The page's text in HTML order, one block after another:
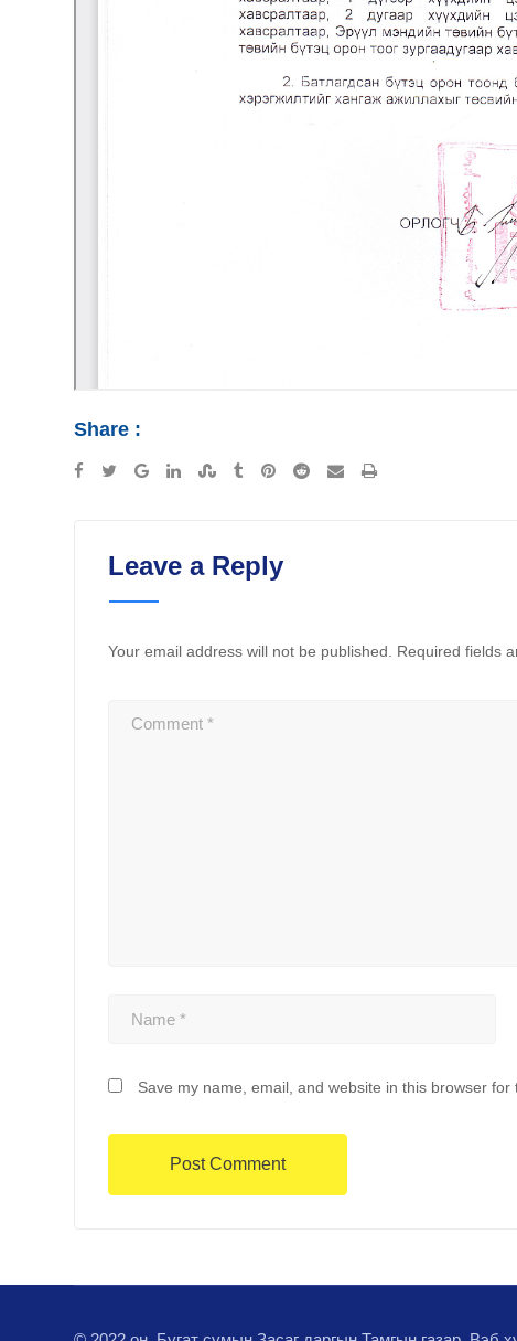
Share :
Leave a Reply
Your email address will not be published. Required fields
Save my name, email, and website in this browser for